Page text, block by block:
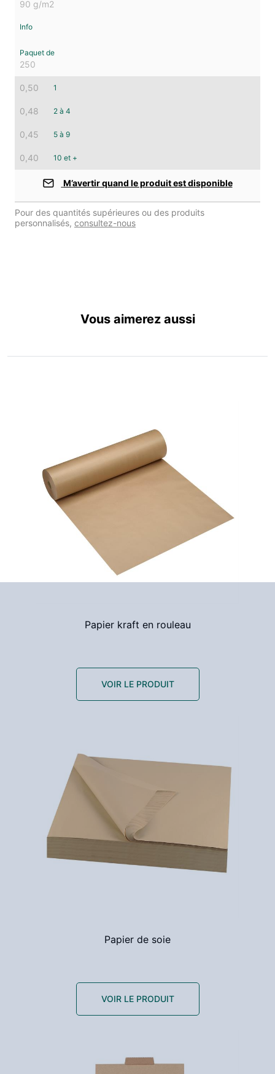
90 g/m2
250
0,50 1
0,48 2 à 4
0,45 5 à 9
0,40 10 et +
M’avertir quand le produit est disponible
Pour des quantités supérieures ou des produits
personnalisés, consultez-nous
Vous aimerez aussi
Papier kraft en rouleau
VOIR LE PRODUIT
Papier de soie
VOIR LE PRODUIT